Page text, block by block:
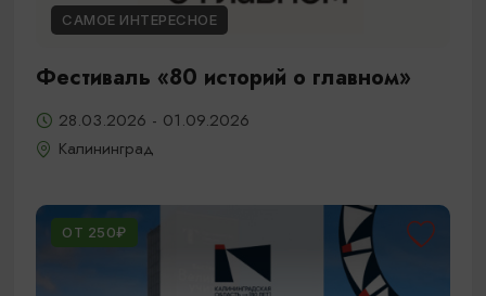
САМОЕ ИНТЕРЕСНОЕ
Фестиваль «80 историй о главном»
28.03.2026 - 01.09.2026
Калининград
ОТ 250₽